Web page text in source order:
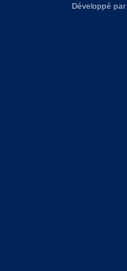
Développé par